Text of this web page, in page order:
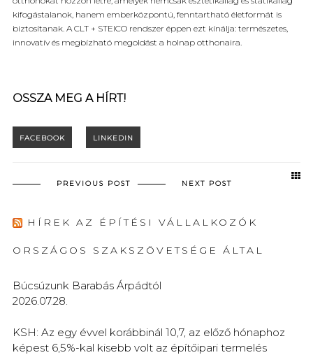
kifogástalanok, hanem emberközpontú, fenntartható életformát is
biztosítanak. A CLT + STEICO rendszer éppen ezt kínálja: természetes,
innovatív és megbízható megoldást a holnap otthonaira.
OSSZA MEG A HÍRT!
PREVIOUS POST NEXT POST
HÍREK AZ ÉPÍTÉSI VÁLLALKOZÓK
ORSZÁGOS SZAKSZÖVETSÉGE ÁLTAL
Búcsúzunk Barabás Árpádtól
2026.07.28.
KSH: Az egy évvel korábbinál 10,7, az előző hónaphoz
képest 6,5%-kal kisebb volt az építőipari termelés